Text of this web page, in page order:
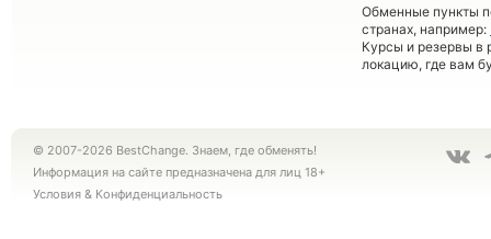
Обменные пункты
странах, например:
Курсы и резервы в
локацию, где вам
© 2007-2026 BestChange. Знаем, где обменять!
Информация на сайте предназначена для лиц 18+
Условия & Конфиденциальность